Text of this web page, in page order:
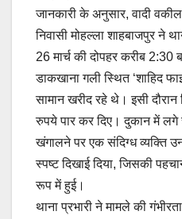
जानकारी के अनुसार, वादी वकील
निवासी मोहल्ला शाहबाजपुर ने
26 मार्च की दोपहर करीब
डाकखाना गली स्थित ‘शाहिद
सामान खरीद रहे थे। इसी
रुपये पार कर दिए। दुकान में लगे
खंगालने पर एक संदिग्ध व्यक्ति
स्पष्ट दिखाई दिया, जिसकी
रूप में हुई।
थाना प्रभारी ने मामले की